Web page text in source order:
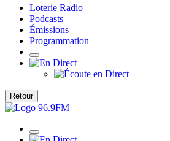
Loterie Radio
Podcasts
Émissions
Programmation
Retour